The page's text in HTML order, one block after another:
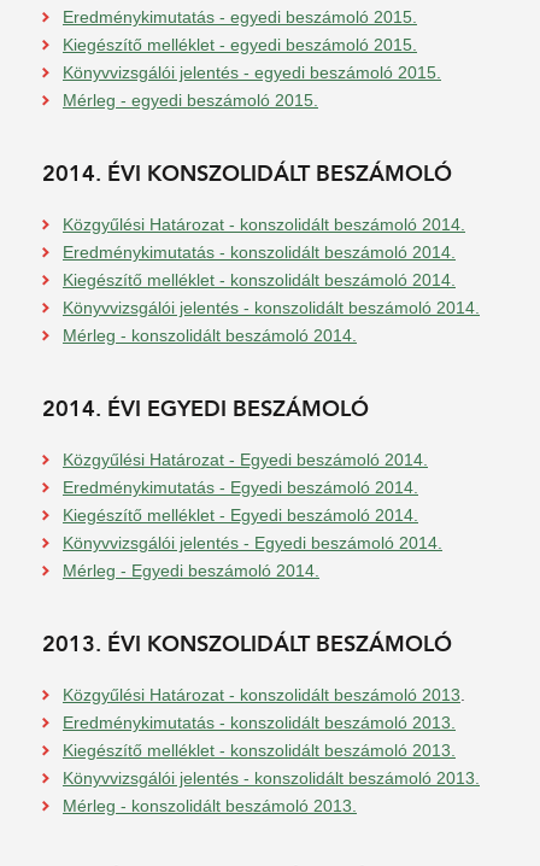
Eredménykimutatás - egyedi beszámoló 2015.
Kiegészítő melléklet - egyedi beszámoló 2015.
Könyvvizsgálói jelentés - egyedi beszámoló 2015.
Mérleg - egyedi beszámoló 2015.
2014. ÉVI KONSZOLIDÁLT BESZÁMOLÓ
Közgyűlési Határozat - konszolidált beszámoló 2014.
Eredménykimutatás - konszolidált beszámoló 2014.
Kiegészítő melléklet - konszolidált beszámoló 2014.
Könyvvizsgálói jelentés - konszolidált beszámoló 2014.
Mérleg - konszolidált beszámoló 2014.
2014. ÉVI EGYEDI BESZÁMOLÓ
Közgyűlési Határozat - Egyedi beszámoló 2014.
Eredménykimutatás - Egyedi beszámoló 2014.
Kiegészítő melléklet - Egyedi beszámoló 2014.
Könyvvizsgálói jelentés - Egyedi beszámoló 2014.
Mérleg - Egyedi beszámoló 2014.
2013. ÉVI KONSZOLIDÁLT BESZÁMOLÓ
Közgyűlési Határozat - konszolidált beszámoló 2013
Eredménykimutatás - konszolidált beszámoló 2013.
Kiegészítő melléklet - konszolidált beszámoló 2013.
Könyvvizsgálói jelentés - konszolidált beszámoló 2013.
Mérleg - konszolidált beszámoló 2013.